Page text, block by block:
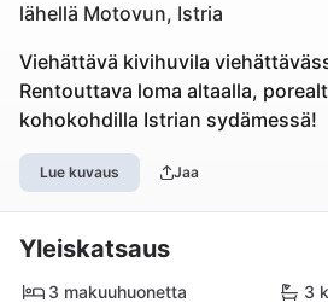
lähellä Motovun, Istria
Viehättävä kivihuvila
Rentouttava loma altaalla,
kohokohdilla Istrian sydämessä!
Lue kuvaus Jaa
Yleiskatsaus
3 makuuhuonetta
3